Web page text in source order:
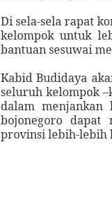
Di sela-sela rapat
kelompok untuk
bantuan sesuwai
Kabid Budidaya
seluruh kelompok
dalam
bojonegoro dapat
provinsi lebih-lebih